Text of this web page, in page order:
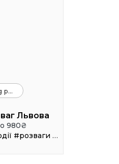
Advertising platforms
Львова
980₴
#розваги #клуби